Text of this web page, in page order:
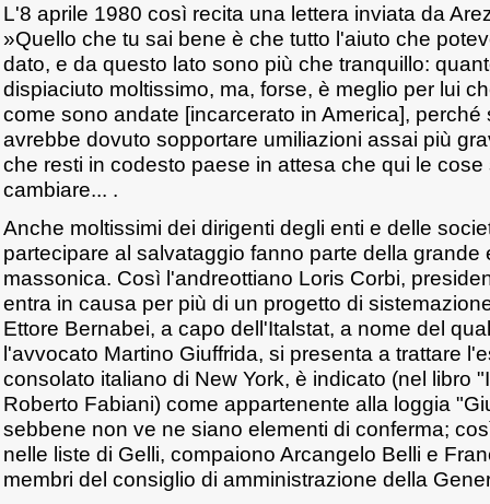
L'8 aprile 1980 così recita una lettera inviata da
»Quello che tu sai bene è che tutto l'aiuto che
dato, e da questo lato sono più che tranquillo:
dispiaciuto moltissimo, ma, forse, è meglio per lui
come sono andate [incarcerato in America], perché
avrebbe dovuto sopportare umiliazioni assai più
che resti in codesto paese in attesa che qui le
cambiare... .
Anche moltissimi dei dirigenti degli enti e delle
partecipare al salvataggio fanno parte della grande
massonica. Così l'andreottiano Loris Corbi,
entra in causa per più di un progetto di
Ettore Bernabei, a capo dell'Italstat, a nome del
l'avvocato Martino Giuffrida, si presenta a trattare
consolato italiano di New York, è indicato (nel libro
Roberto Fabiani) come appartenente alla loggia
sebbene non ve ne siano elementi di conferma;
nelle liste di Gelli, compaiono Arcangelo Belli e
membri del consiglio di amministrazione della